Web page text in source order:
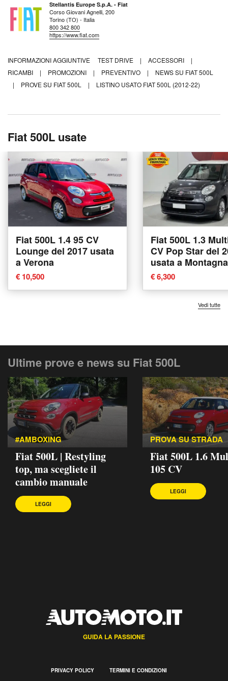
Stellantis Europe S.p.A. - Fiat
Corso Giovani Agnelli, 200
Torino (TO) - Italia
800 342 800
https://www.fiat.com
INFORMAZIONI AGGIUNTIVE TEST DRIVE | ACCESSORI
|
RICAMBI
| PROMOZIONI | PREVENTIVO |
NEWS SU FIAT 500L
|
PROVE SU FIAT 500L | LISTINO USATO FIAT 500L (2012-22)
Fiat 500L usate
Fiat 500L 1.4 95 CV
Lounge del 2017 usata
a Verona
€ 10,500
Fiat 500L 1.3
CV Pop Star del
usata a
Valtellina
€ 6,300
Vedi tutte
Ultime prove e news su Fiat 500L
#AMBOXING
Fiat 500L | Restyling
top, ma scegliete il
cambio manuale
LEGGI
PROVA SU STRADA
Fiat 500L 1.6
105 CV
LEGGI
GUIDA LA PASSIONE
PRIVACY POLICY TERMINI E CONDIZIONI